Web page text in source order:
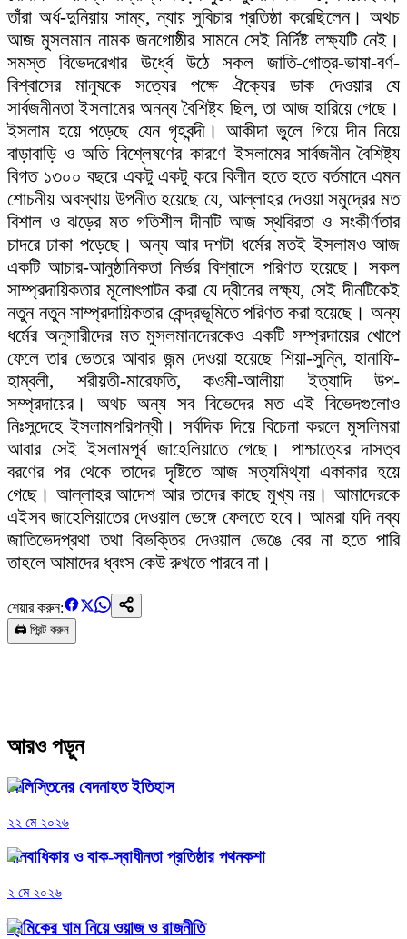
তাঁরা অর্ধ-দুনিয়ায় সাম্য, ন্যায় সুবিচার প্রতিষ্ঠা করেছিলেন। অথচ
আজ মুসলমান নামক জনগোষ্ঠীর সামনে সেই নির্দিষ্ট লক্ষ্যটি নেই।
সমস্ত বিভেদরেখার ঊর্ধ্বে উঠে সকল জাতি-গোত্র-ভাষা-বর্ণ-
বিশ্বাসের মানুষকে সত্যের পক্ষে ঐক্যের ডাক দেওয়ার যে
সার্বজনীনতা ইসলামের অনন্য বৈশিষ্ট্য ছিল, তা আজ হারিয়ে গেছে।
ইসলাম হয়ে পড়েছে যেন গৃহবন্দী। আকীদা ভুলে গিয়ে দীন নিয়ে
বাড়াবাড়ি ও অতি বিশ্লেষণের কারণে ইসলামের সার্বজনীন বৈশিষ্ট্য
বিগত ১৩০০ বছরে একটু একটু করে বিলীন হতে হতে বর্তমানে এমন
শোচনীয় অবস্থায় উপনীত হয়েছে যে, আল্লাহর দেওয়া সমুদ্রের মত
বিশাল ও ঝড়ের মত গতিশীল দীনটি আজ স্থবিরতা ও সংকীর্ণতার
চাদরে ঢাকা পড়েছে। অন্য আর দশটা ধর্মের মতই ইসলামও আজ
একটি আচার-আনুষ্ঠানিকতা নির্ভর বিশ্বাসে পরিণত হয়েছে। সকল
সাম্প্রদায়িকতার মূলোৎপাটন করা যে দ্বীনের লক্ষ্য, সেই দীনটিকেই
নতুন নতুন সাম্প্রদায়িকতার কেন্দ্রভূমিতে পরিণত করা হয়েছে। অন্য
ধর্মের অনুসারীদের মত মুসলমানদেরকেও একটি সম্প্রদায়ের খোপে
ফেলে তার ভেতরে আবার জন্ম দেওয়া হয়েছে শিয়া-সুন্নি, হানাফি-
হাম্বলী, শরীয়তী-মারেফতি, কওমী-আলীয়া ইত্যাদি উপ-
সম্প্রদায়ের। অথচ অন্য সব বিভেদের মত এই বিভেদগুলোও
নিঃসন্দেহে ইসলামপরিপন্থী। সর্বদিক দিয়ে বিচেনা করলে মুসলিমরা
আবার সেই ইসলামপূর্ব জাহেলিয়াতে গেছে। পাশ্চাত্যের দাসত্ব
বরণের পর থেকে তাদের দৃষ্টিতে আজ সত্যমিথ্যা একাকার হয়ে
গেছে। আল্লাহর আদেশ আর তাদের কাছে মুখ্য নয়। আমাদেরকে
এইসব জাহেলিয়াতের দেওয়াল ভেঙ্গে ফেলতে হবে। আমরা যদি নব্য
জাতিভেদপ্রথা তথা বিভক্তির দেওয়াল ভেঙে বের না হতে পারি
তাহলে আমাদের ধ্বংস কেউ রুখতে পারবে না।
শেয়ার করুন:
🖨️ প্রিন্ট করুন
আরও পড়ুন
ফিলিস্তিনের বেদনাহত ইতিহাস
২২ মে ২০২৬
মানবাধিকার ও বাক-স্বাধীনতা প্রতিষ্ঠার পথনকশা
২ মে ২০২৬
শ্রমিকের ঘাম নিয়ে ওয়াজ ও রাজনীতি